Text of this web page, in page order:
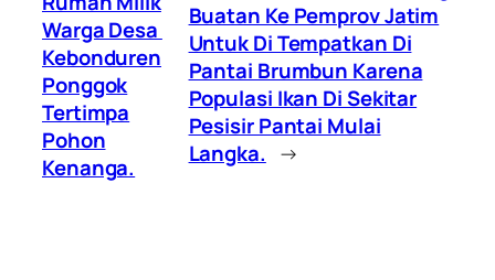
Warga Desa
Kebonduren
Ponggok
Tertimpa
Pohon
Kenanga.
Buatan Ke Pemprov Jatim
Untuk Di Tempatkan Di
Pantai Brumbun Karena
Populasi Ikan Di Sekitar
Pesisir Pantai Mulai
Langka. →